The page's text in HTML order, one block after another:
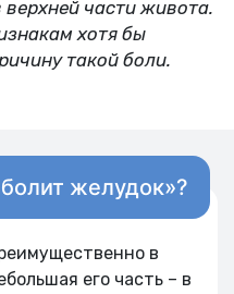
верхней части живота.
хотя бы
такой боли.
желудок»?
в
его часть – в